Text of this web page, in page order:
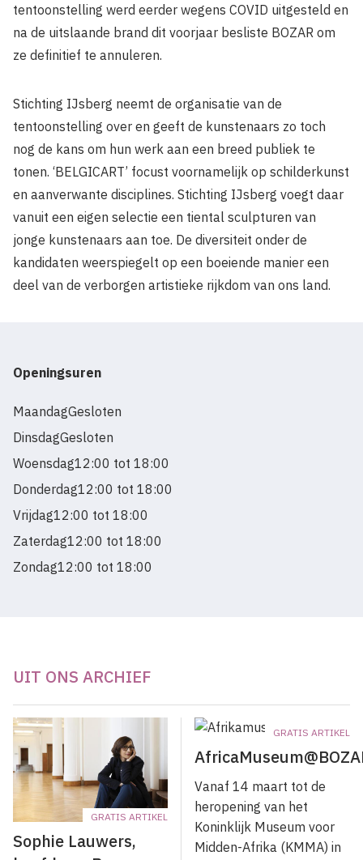
tentoonstelling werd eerder wegens COVID uitgesteld en
na de uitslaande brand dit voorjaar besliste BOZAR om
ze definitief te annuleren.
Stichting IJsberg neemt de organisatie van de
tentoonstelling over en geeft de kunstenaars zo toch
nog de kans om hun werk aan een breed publiek te
tonen. ‘BELGICART’ focust voornamelijk op schilderkunst
en aanverwante disciplines. Stichting IJsberg voegt daar
vanuit een eigen selectie een tiental sculpturen van
jonge kunstenaars aan toe. De diversiteit onder de
kandidaten weerspiegelt op een boeiende manier een
deel van de verborgen artistieke rijkdom van ons land.
Openingsuren
MaandagGesloten
DinsdagGesloten
Woensdag12:00 tot 18:00
Donderdag12:00 tot 18:00
Vrijdag12:00 tot 18:00
Zaterdag12:00 tot 18:00
Zondag12:00 tot 18:00
UIT ONS ARCHIEF
GRATIS ARTIKEL
Sophie Lauwers,
GRATIS ARTIKEL
Vanaf 14 maart tot de
heropening van het
Koninklijk Museum voor
Midden-Afrika (KMMA) in